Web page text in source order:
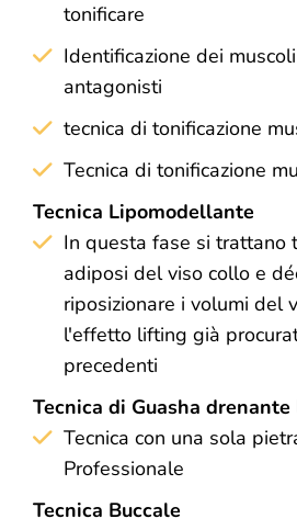
tonificare
Identificazione dei
antagonisti
tecnica di tonificazione
Tecnica di tonificazione
Tecnica Lipomodellante
In questa fase si trattano
adiposi del viso collo e
riposizionare i volumi del
l'effetto lifting già
precedenti
Tecnica di Guasha
Tecnica con una sola
Professionale
Tecnica Buccale